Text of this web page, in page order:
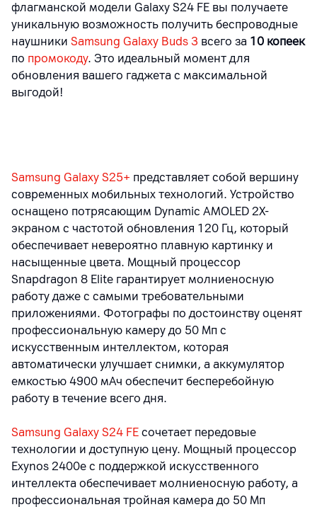
флагманской модели Galaxy S24 FE вы получаете
уникальную возможность получить беспроводные
наушники Samsung Galaxy Buds 3 всего за 10 копеек
по промокоду. Это идеальный момент для
обновления вашего гаджета с максимальной
выгодой!
Samsung Galaxy S25+ представляет собой вершину
современных мобильных технологий. Устройство
оснащено потрясающим Dynamic AMOLED 2X-
экраном с частотой обновления 120 Гц, который
обеспечивает невероятно плавную картинку и
насыщенные цвета. Мощный процессор
Snapdragon 8 Elite гарантирует молниеносную
работу даже с самыми требовательными
приложениями. Фотографы по достоинству оценят
профессиональную камеру до 50 Мп с
искусственным интеллектом, которая
автоматически улучшает снимки, а аккумулятор
емкостью 4900 мАч обеспечит бесперебойную
работу в течение всего дня.
Samsung Galaxy S24 FE сочетает передовые
технологии и доступную цену. Мощный процессор
Exynos 2400е с поддержкой искусственного
интеллекта обеспечивает молниеносную работу, а
профессиональная тройная камера до 50 Мп